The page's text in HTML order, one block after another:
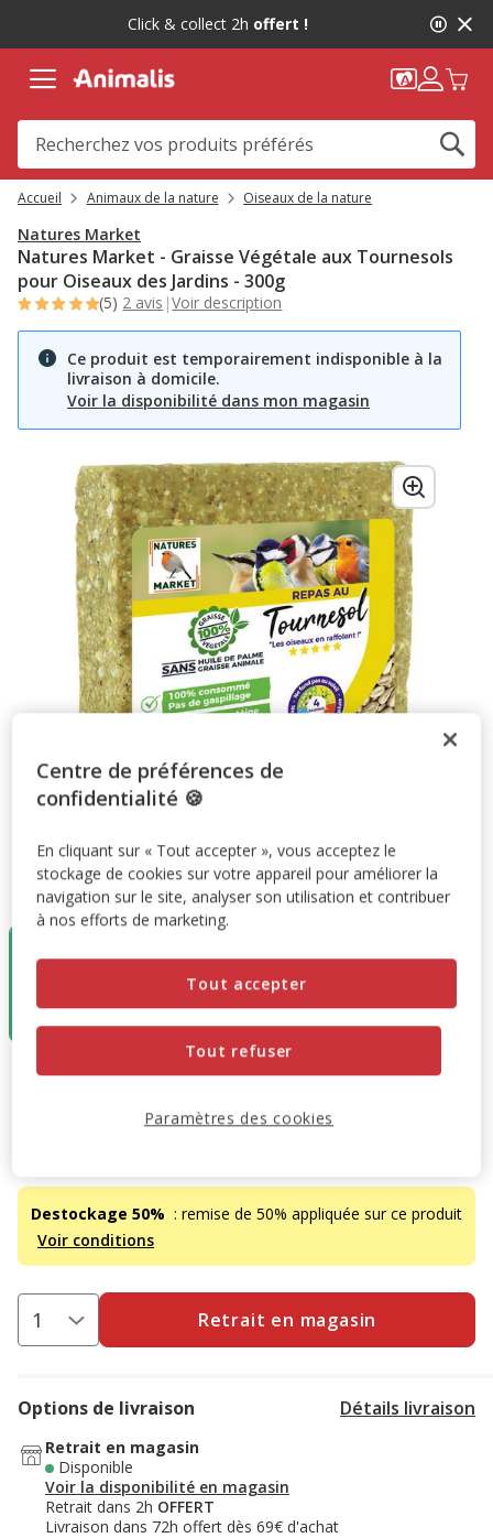
message,
Click & collect 2h offert !
Accueil Animaux de la nature Oiseaux de la nature
Natures Market
Natures Market - Graisse Végétale aux Tournesols
pour Oiseaux des Jardins - 300g
(5) 2 avis |Voir description
Ce produit est temporairement indisponible à la
livraison à domicile.
Voir la disponibilité dans mon magasin
Taille:300g
300g
Destockage
1.75€
(5.83€ / kg)
Destockage 50% : remise de 50% appliquée sur ce produit
Voir conditions
Prix antérieur 3.50€, Vous économisez 50%, Prix final
3.50€ -50%
(5.83€ / kg)
Retrait en magasin
Options de livraison Détails livraison
Retrait en magasin
Disponible
Voir la disponibilité en magasin
Retrait dans 2h OFFERT
Livraison dans 72h offert dès 69€ d'achat
Centre de préférences de
confidentialité 🍪
En cliquant sur « Tout accepter », vous acceptez le
stockage de cookies sur votre appareil pour améliorer la
navigation sur le site, analyser son utilisation et contribuer
à nos efforts de marketing.
Tout refuser
Tout accepter
Paramètres des cookies